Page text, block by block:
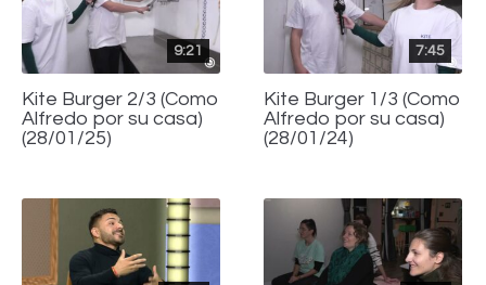
9:21
Kite Burger 2/3 (Como
Alfredo por su casa)
(28/01/25)
7:45
Kite Burger 1/3 (Como
Alfredo por su casa)
(28/01/24)